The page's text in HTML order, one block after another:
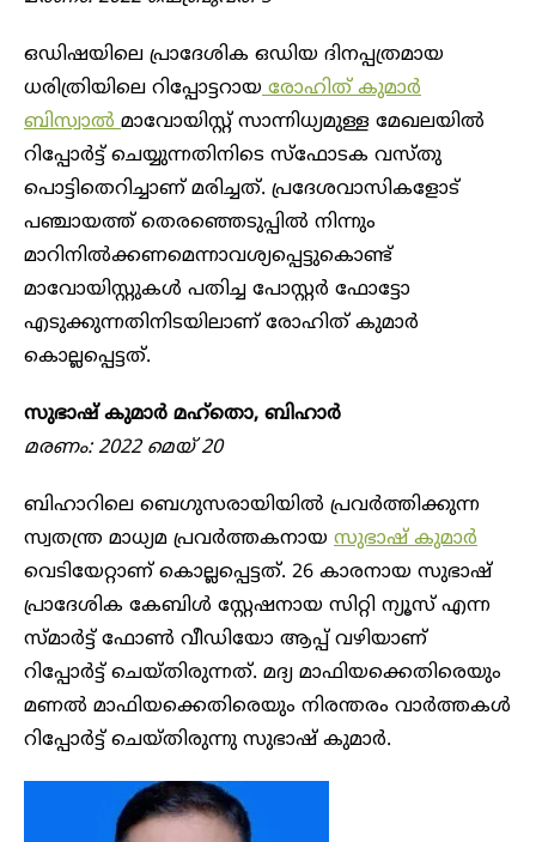
ഒഡിഷയിലെ പ്രാദേശിക ഒഡിയ ദിനപ്പത്രമായ
ധരിത്രിയിലെ റിപ്പോട്ടറായ രോഹിത് കുമാർ
ബിസ്വാൽ മാവോയിസ്റ്റ് സാന്നിധ്യമുള്ള മേഖലയിൽ
റിപ്പോർട്ട് ചെയ്യുന്നതിനിടെ സ്ഫോടക വസ്തു
പൊട്ടിതെറിച്ചാണ് മരിച്ചത്. പ്രദേശവാസികളോട്
പഞ്ചായത്ത് തെരഞ്ഞെടുപ്പിൽ നിന്നും
മാറിനിൽക്കണമെന്നാവശ്യപ്പെട്ടുകൊണ്ട്
മാവോയിസ്റ്റുകൾ പതിച്ച പോസ്റ്റർ ഫോട്ടോ
എടുക്കുന്നതിനിടയിലാണ് രോഹിത് കുമാർ
കൊല്ലപ്പെട്ടത്.
സുഭാഷ് കുമാർ മഹ്തൊ, ബിഹാർ
മരണം: 2022 മെയ് 20
ബിഹാറിലെ ബെ​ഗുസരായിയിൽ പ്രവർത്തിക്കുന്ന
സ്വതന്ത്ര മാധ്യമ പ്രവർ‌ത്തകനായ സുഭാഷ് കുമാർ
വെടിയേറ്റാണ് കൊല്ലപ്പെട്ടത്. 26 കാരനായ സുഭാഷ്
പ്രാദേശിക കേബിൾ സ്റ്റേഷനായ സിറ്റി ന്യൂസ് എന്ന
സ്മാർട്ട് ഫോൺ വീഡിയോ ആപ്പ് വഴിയാണ്
റിപ്പോർട്ട് ചെയ്തിരുന്നത്. മദ്യ മാഫിയക്കെതിരെയും
മണൽ മാഫിയക്കെതിരെയും നിരന്തരം വാർത്തകൾ
റിപ്പോർട്ട് ചെയ്തിരുന്നു സുഭാഷ് കുമാർ.